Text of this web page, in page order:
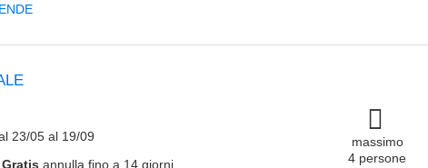
23/05 al 19/09
Gratis annulla fino a 14 giorni
massimo
4 persone